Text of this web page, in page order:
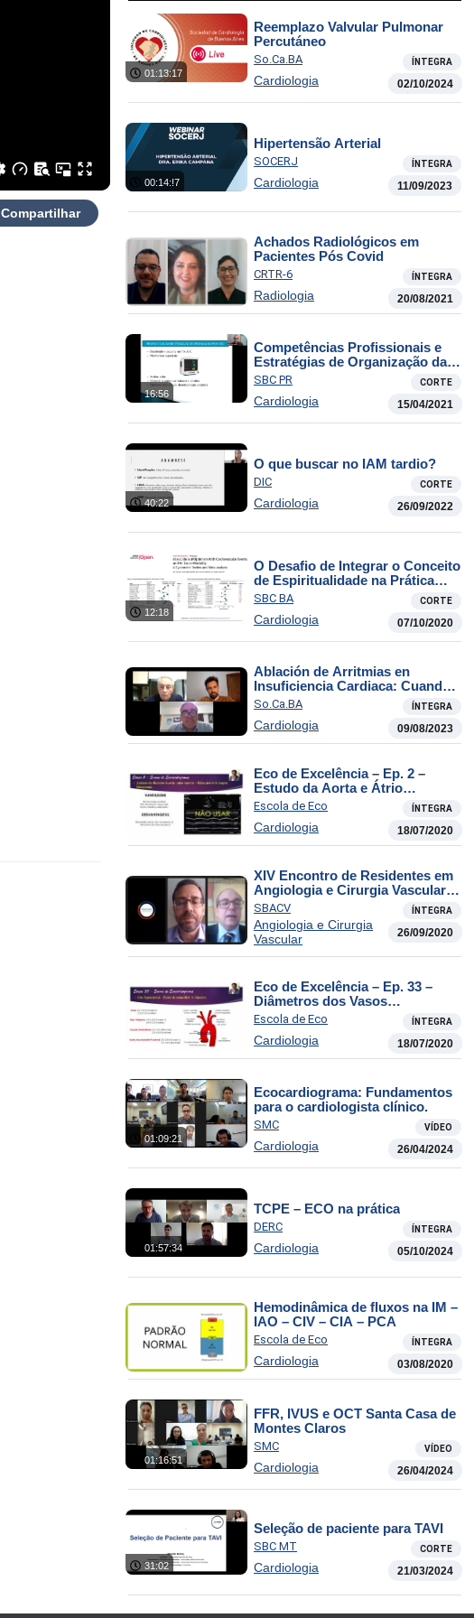
Compartilhar
01:13:17
Reemplazo Valvular Pulmonar
Percutáneo
So.Ca.BA ÍNTEGRA
Cardiologia 02/10/2024
00:14:!7
Hipertensão Arterial
SOCERJ ÍNTEGRA
Cardiologia 11/09/2023
Achados Radiológicos em
Pacientes Pós Covid
CRTR-6 ÍNTEGRA
Radiologia 20/08/2021
16:56
Competências Profissionais e
Estratégias de Organização da
Enfermagem no Pós Operatório
do Paciente Cardiopata
SBC PR CORTE
Cardiologia 15/04/2021
40:22
O que buscar no IAM tardio?
DIC CORTE
Cardiologia 26/09/2022
12:18
O Desafio de Integrar o Conceito
de Espiritualidade na Prática
Clínica
SBC BA CORTE
Cardiologia 07/10/2020
Ablación de Arritmias en
Insuficiencia Cardiaca: Cuando
si? Cuando no?
So.Ca.BA ÍNTEGRA
Cardiologia 09/08/2023
Eco de Excelência – Ep. 2 –
Estudo da Aorta e Átrio
Esquerdo
Escola de Eco ÍNTEGRA
Cardiologia 18/07/2020
XIV Encontro de Residentes em
Angiologia e Cirurgia Vascular
do RJ
SBACV ÍNTEGRA
Angiologia e Cirurgia
Vascular
26/09/2020
Eco de Excelência – Ep. 33 –
Diâmetros dos Vasos
(Supraesternal)
Escola de Eco ÍNTEGRA
Cardiologia 18/07/2020
01:09:21
Ecocardiograma: Fundamentos
para o cardiologista clínico.
SMC VÍDEO
Cardiologia 26/04/2024
01:57:34
TCPE – ECO na prática
DERC ÍNTEGRA
Cardiologia 05/10/2024
Hemodinâmica de fluxos na IM –
IAO – CIV – CIA – PCA
Escola de Eco ÍNTEGRA
Cardiologia 03/08/2020
01:16:51
FFR, IVUS e OCT Santa Casa de
Montes Claros
SMC VÍDEO
Cardiologia 26/04/2024
31:02
Seleção de paciente para TAVI
SBC MT CORTE
Cardiologia 21/03/2024